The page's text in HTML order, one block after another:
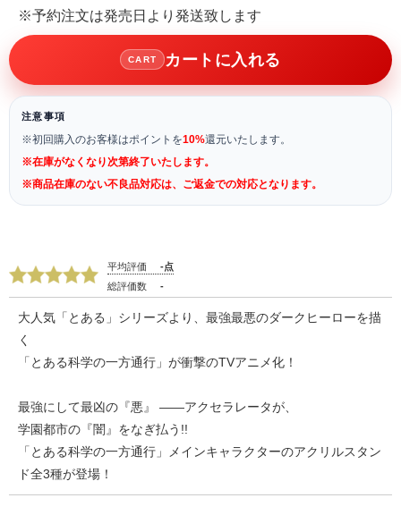
※予約注文は発売日より発送致します
CART カートに入れる
注意事項
※初回購入のお客様はポイントを10%還元いたします。
※在庫がなくなり次第終了いたします。
※商品在庫のない不良品対応は、ご返金での対応となります。
平均評価
-点
総評価数
-
大人気「とある」シリーズより、最強最悪のダークヒーローを描
く
「とある科学の一方通行」が衝撃のTVアニメ化！
最強にして最凶の『悪』 ――アクセラレータが、
学園都市の『闇』をなぎ払う!!
「とある科学の一方通行」メインキャラクターのアクリルスタン
ド全3種が登場！